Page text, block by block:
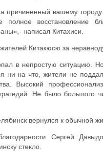
причиненный вашему
восстановление
написал Китахиси.
Китакюсю за
в непростую ситуацию.
ни на что, жители не
Высокий
Не было большого
вернулся к обычной
Сергей
стекло.